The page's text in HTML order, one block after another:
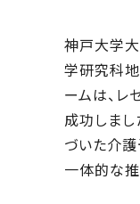
神戸大学
学研究科
ームは、
成功しま
づいた介
一体的な